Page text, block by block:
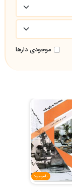
موجودی دارها
ناموجود